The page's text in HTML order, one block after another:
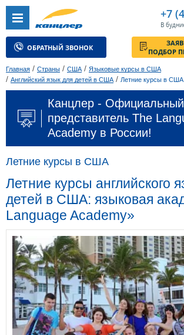
+7
В
ОБРАТНЫЙ ЗВОНОК
Главная / Страны / США / Языковые курсы в США
/ Английский язык для детей в США / Летние курсы в США
Канцлер - Официальный
представитель The
Academy в России!
Летние курсы в США
Летние курсы английского
детей в США: языковая
Language Academy»